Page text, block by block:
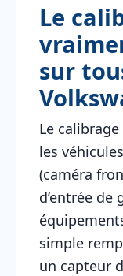
Le
sur
Le
les
(caméra
d’entrée de
simple
un capteur